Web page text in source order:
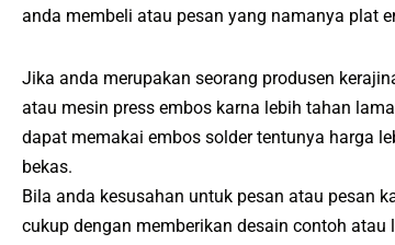
anda membeli atau pesan yang namanya plat
Jika anda merupakan seorang produsen
atau mesin press embos karna lebih tahan
dapat memakai embos solder tentunya harga
bekas.
Bila anda kesusahan untuk pesan atau pesan
cukup dengan memberikan desain contoh atau